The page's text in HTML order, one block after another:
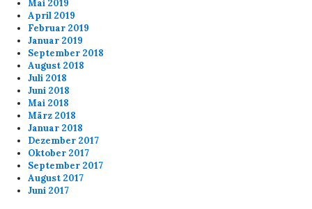
Mai 2019
April 2019
Februar 2019
Januar 2019
September 2018
August 2018
Juli 2018
Juni 2018
Mai 2018
März 2018
Januar 2018
Dezember 2017
Oktober 2017
September 2017
August 2017
Juni 2017